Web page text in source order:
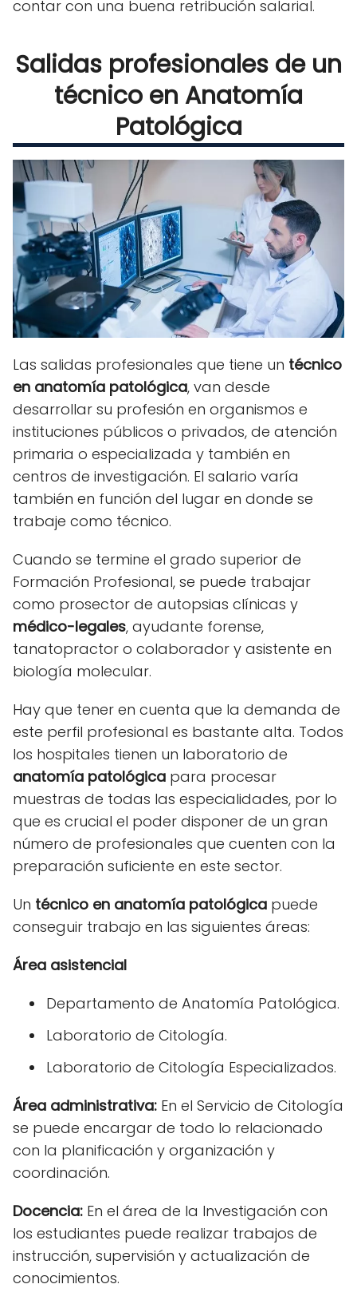
contar con una buena retribución salarial.
Salidas profesionales de un
técnico en Anatomía
Patológica
Las salidas profesionales que tiene un técnico
en anatomía patológica, van desde
desarrollar su profesión en organismos e
instituciones públicos o privados, de atención
primaria o especializada y también en
centros de investigación. El salario varía
también en función del lugar en donde se
trabaje como técnico.
Cuando se termine el grado superior de
Formación Profesional, se puede trabajar
como prosector de autopsias clínicas y
médico-legales, ayudante forense,
tanatopractor o colaborador y asistente en
biología molecular.
Hay que tener en cuenta que la demanda de
este perfil profesional es bastante alta. Todos
los hospitales tienen un laboratorio de
anatomía patológica para procesar
muestras de todas las especialidades, por lo
que es crucial el poder disponer de un gran
número de profesionales que cuenten con la
preparación suficiente en este sector.
Un técnico en anatomía patológica puede
conseguir trabajo en las siguientes áreas:
Área asistencial
Departamento de Anatomía Patológica.
Laboratorio de Citología.
Laboratorio de Citología Especializados.
Área administrativa: En el Servicio de Citología
se puede encargar de todo lo relacionado
con la planificación y organización y
coordinación.
Docencia: En el área de la Investigación con
los estudiantes puede realizar trabajos de
instrucción, supervisión y actualización de
conocimientos.